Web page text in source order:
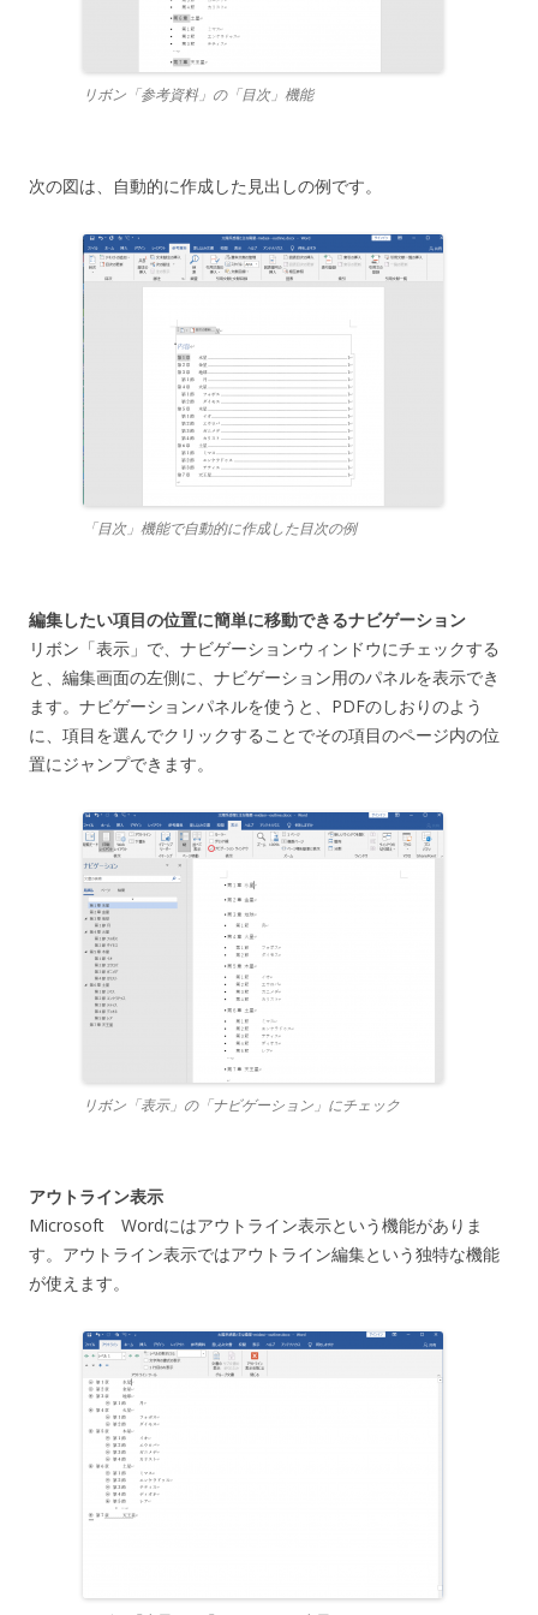
リボン「参考資料」の「目次」機能
次の図は、自動的に作成した見出しの例です。
「目次」機能で自動的に作成した目次の例
編集したい項目の位置に簡単に移動できるナビゲーション
リボン「表示」で、ナビゲーションウィンドウにチェックする
と、編集画面の左側に、ナビゲーション用のパネルを表示でき
ます。ナビゲーションパネルを使うと、PDFのしおりのよう
に、項目を選んでクリックすることでその項目のページ内の位
置にジャンプできます。
リボン「表示」の「ナビゲーション」にチェック
アウトライン表示
Microsoft Wordにはアウトライン表示という機能がありま
す。アウトライン表示ではアウトライン編集という独特な機能
が使えます。